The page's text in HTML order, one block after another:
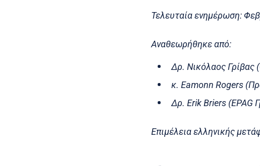
Τελευταία ενημέρωση:
Αναθεωρήθηκε από:
Δρ. Νικόλαος Γρίβας
κ. Eamonn Rogers
Δρ. Erik Briers (EPAG
Επιμέλεια ελληνικής